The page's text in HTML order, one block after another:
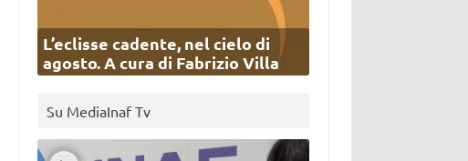
L’eclisse cadente, nel cielo di
agosto. A cura di Fabrizio Villa
Su MediaInaf Tv